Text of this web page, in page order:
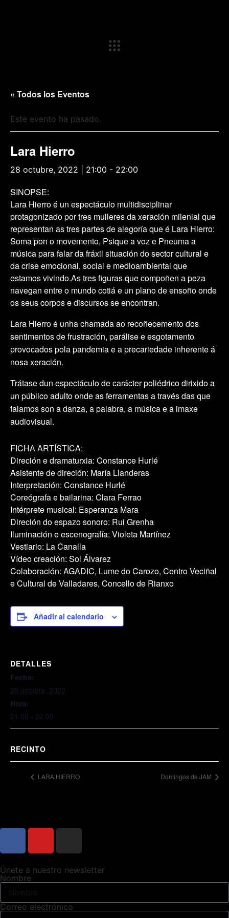
« Todos los Eventos
Este evento ha pasado.
Lara Hierro
28 octubre, 2022 | 21:00 - 22:00
SINOPSE:
Lara Hierro é un espectáculo multidisciplinar
protagonizado por tres mulleres da xeración milenial que
representan as tres partes de alegoría que é Lara Hierro:
Soma pon o movemento, Psique a voz e Pneuma a
música para falar da fráxil situación do sector cultural e
da crise emocional, social e medioambiental que
estamos vivindo.As tres figuras que compoñen a peza
navegan entre o mundo cotiá e un plano de ensoño onde
os seus corpos e discursos se encontran.
Lara Hierro é unha chamada ao recoñecemento dos
sentimentos de frustración, parálise e esgotamento
provocados pola pandemia e a precariedade inherente á
nosa xeración.
Trátase dun espectáculo de carácter poliédrico dirixido a
un público adulto onde as ferramentas a través das que
falamos son a danza, a palabra, a música e a imaxe
audiovisual.
FICHA ARTÍSTICA:
Direción e dramaturxia: Constance Hurlé
Asistente de direción: María Llanderas
Interpretación: Constance Hurlé
Coreógrafa e bailarina: Clara Ferrao
Intérprete musical: Esperanza Mara
Direción do espazo sonoro: Rui Grenha
Iluminación e escenografía: Violeta Martínez
Vestiario: La Canalla
Vídeo creación: Sol Álvarez
Colaboración: AGADIC, Lume do Carozo, Centro Veciñal
e Cultural de Valladares, Concello de Rianxo
Añadir al calendario
DETALLES
Fecha:
28 octubre, 2022
Hora:
21:00 - 22:00
RECINTO
LARA HIERRO Domingos de JAM
Únete a nuestro newsletter
Nombre
Correo electrónico